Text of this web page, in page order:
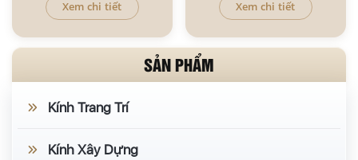
Xem chi tiết Xem chi tiết
SẢN PHẨM
Kính Trang Trí
Kính Xây Dựng